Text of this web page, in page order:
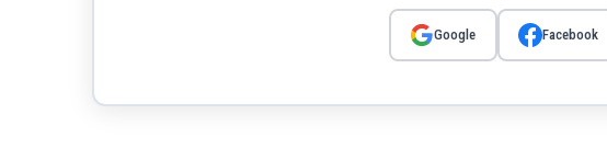
Google Facebook